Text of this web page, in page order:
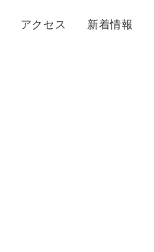
アクセス 新着情報